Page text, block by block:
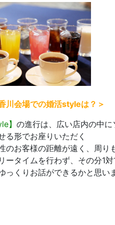
川会場での婚活styleは？＞
】 の進行は、広い店内の中
る形でお座りいただく
のお客様の距離が遠く、周り
ータイムを行わず、その分1
っくりお話ができるかと思い